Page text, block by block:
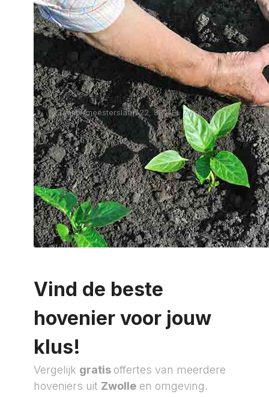
Zuidema Tuinen
Timmermeesterslaan 22, 8014EL Zwolle
Vind de beste
hovenier voor jouw
klus!
Vergelijk gratis offertes van meerdere
hoveniers uit Zwolle en omgeving.